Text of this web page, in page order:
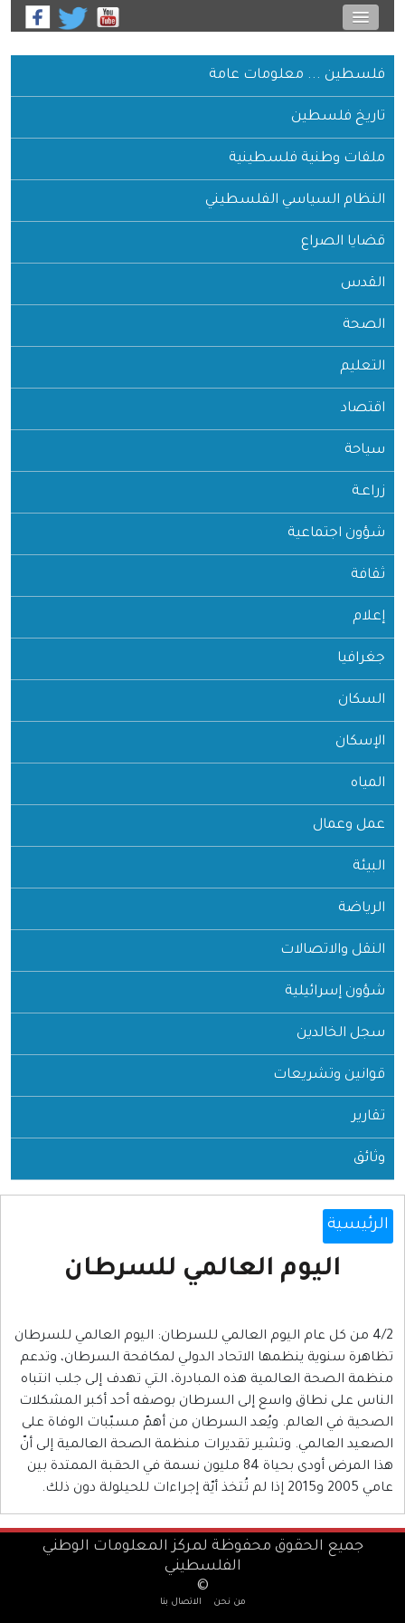
فلسطين ... معلومات عامة
تاريخ فلسطين
ملفات وطنية فلسطينية
النظام السياسي الفلسطيني
قضايا الصراع
القدس
الصحة
التعليم
اقتصاد
سياحة
زراعـة
شؤون اجتماعية
ثقافة
إعلام
جغرافيا
السكان
الإسكان
المياه
عمل وعمال
البيئة
الرياضة
النقل والاتصالات
شؤون إسرائيلية
سجل الخالدين
قوانين وتشريعات
تقارير
وثائق
الرئيسية
اليوم العالمي للسرطان
4/2 من كل عام اليوم العالمي للسرطان: اليوم العالمي للسرطان
تظاهرة سنوية ينظمها الاتحاد الدولي لمكافحة السرطان، وتدعم
منظمة الصحة العالمية هذه المبادرة، التي تهدف إلى جلب انتباه
الناس على نطاق واسع إلى السرطان بوصفه أحد أكبر المشكلات
الصحية في العالم. ويُعد السرطان من أهمّ مسبّبات الوفاة على
الصعيد العالمي. وتشير تقديرات منظمة الصحة العالمية إلى أنّ
هذا المرض أودى بحياة 84 مليون نسمة في الحقبة الممتدة بين
عامي 2005 و2015 إذا لم تُتخذ أيّة إجراءات للحيلولة دون ذلك.
جميع الحقوق محفوظة لمركز المعلومات الوطني
الفلسطيني
©
من نحن الاتصال بنا